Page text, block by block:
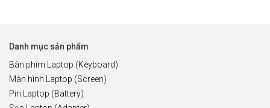
Danh mục sản phẩm
Bàn phím Laptop (Keyboard)
Màn hình Laptop (Screen)
Pin Laptop (Battery)